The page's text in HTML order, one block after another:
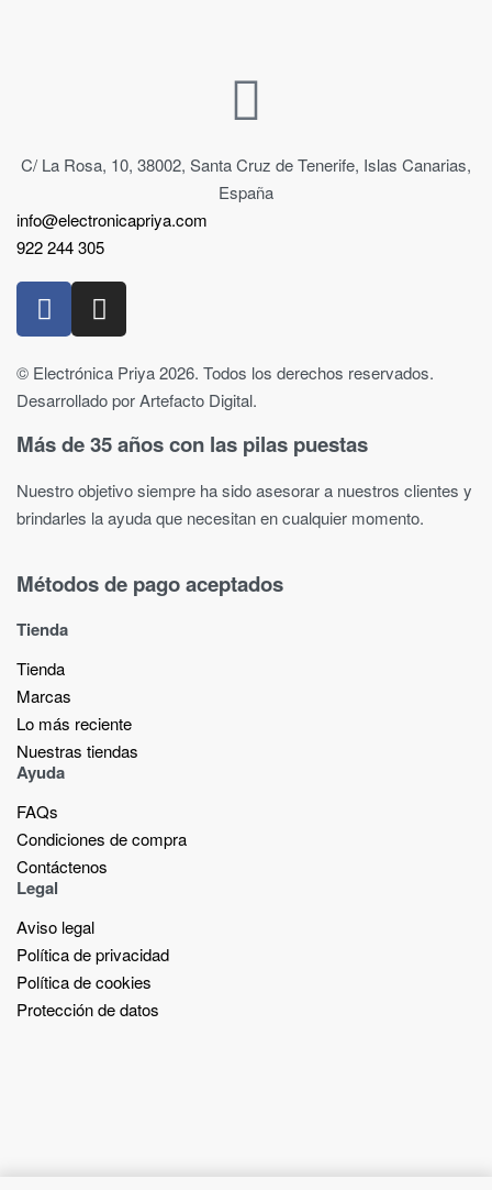
C/ La Rosa, 10, 38002, Santa Cruz de Tenerife, Islas Canarias,
España
info@electronicapriya.com
922 244 305
© Electrónica Priya 2026. Todos los derechos reservados.
Desarrollado por Artefacto Digital.
Más de 35 años con las pilas puestas
Nuestro objetivo siempre ha sido asesorar a nuestros clientes y
brindarles la ayuda que necesitan en cualquier momento.
Métodos de pago aceptados
Tienda
Tienda
Marcas
Lo más reciente​
Nuestras tiendas​
Ayuda
FAQs
Condiciones de compra
Contáctenos
Legal
Aviso legal
Política de privacidad
Política de cookies
Protección de datos